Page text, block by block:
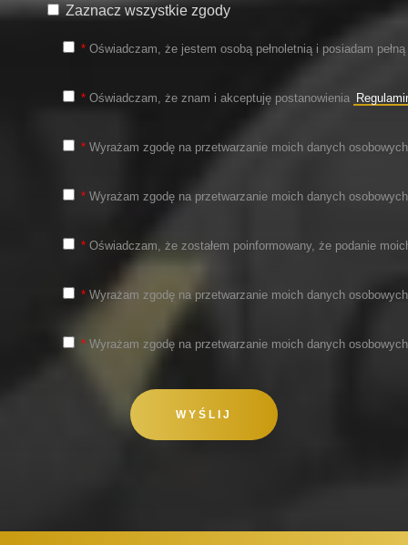
Zaznacz wszystkie zgody
* Oświadczam, że jestem osobą pełnoletnią i posiadam pełną
* Oświadczam, że znam i akceptuję postanowienia
* Wyrażam zgodę na przetwarzanie moich danych osobowych
* Wyrażam zgodę na przetwarzanie moich danych
* Oświadczam, że zostałem poinformowany, że podanie
* Wyrażam zgodę na przetwarzanie moich danych osobowych
* Wyrażam zgodę na przetwarzanie moich danych osobowych